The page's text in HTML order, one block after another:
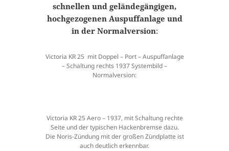
schnellen und geländegängigen,
hochgezogenen Auspuffanlage und
in der Normalversion:
Victoria KR 25 mit Doppel – Port – Auspuffanlage
– Schaltung rechts 1937 Systembild –
Normalversion:
Victoria KR 25 Aero – 1937, mit Schaltung rechte
Seite und der typischen Hackenbremse dazu.
Die Noris-Zündung mit der großen Zündplatte ist
auch deutlich erkennbar.